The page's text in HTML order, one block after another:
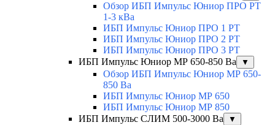
Обзор ИБП Импульс Юниор ПРО РТ
1-3 кВа
ИБП Импульс Юниор ПРО 1 РТ
ИБП Импульс Юниор ПРО 2 РТ
ИБП Импульс Юниор ПРО 3 РТ
ИБП Импульс Юниор МР 650-850 Ва
▼
Обзор ИБП Импульс Юниор МР 650-
850 Ва
ИБП Импульс Юниор МР 650
ИБП Импульс Юниор МР 850
ИБП Импульс СЛИМ 500-3000 Ва
▼